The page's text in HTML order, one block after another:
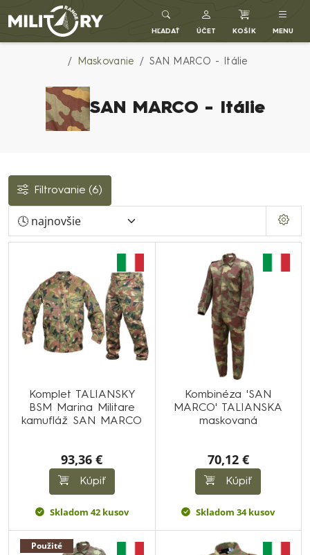
Army shop MILITARY RANGE SK
HĽADAŤ ÚČET KOŠÍK MENU
Maskovanie SAN MARCO - Itálie
SAN MARCO - Itálie
Filtrovanie (6)
Komplet TALIANSKY
BSM Marina Militare
kamufláž SAN MARCO
93,36 €
Kúpiť
Skladom 42 kusov
Kombinéza 'SAN
MARCO' TALIANSKA
maskovaná
70,12 €
Kúpiť
Skladom 34 kusov
Použité